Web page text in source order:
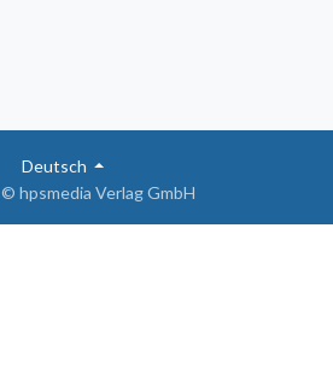
hpsmedia Verlag GmbH
Deutsch